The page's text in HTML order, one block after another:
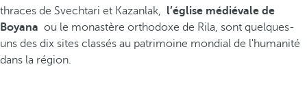
thraces de Svechtari et Kazanlak, l’église médiévale de
Boyana ou le monastère orthodoxe de Rila, sont quelques-
uns des dix sites classés au patrimoine mondial de l'humanité
dans la région.